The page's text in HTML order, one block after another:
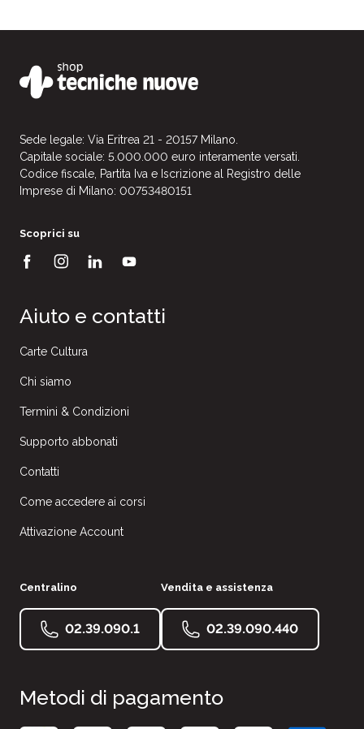
Sede legale: Via Eritrea 21 - 20157 Milano.
Capitale sociale: 5.000.000 euro interamente versati.
Codice fiscale, Partita Iva e Iscrizione al Registro delle
Imprese di Milano: 00753480151
Scoprici su
Aiuto e contatti
Carte Cultura
Chi siamo
Termini & Condizioni
Supporto abbonati
Contatti
Come accedere ai corsi
Attivazione Account
Centralino
02.39.090.1
Vendita e assistenza
02.39.090.440
Metodi di pagamento